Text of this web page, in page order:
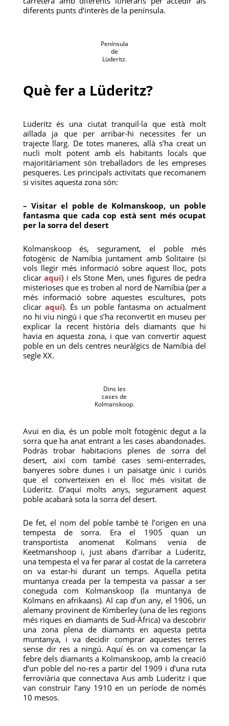
diferents punts d’interès de la península.
Península
de
Lüderitz.
Què fer a Lüderitz?
Lüderitz és una ciutat tranquil·la que està molt
aïllada ja que per arribar-hi necessites fer un
trajecte llarg. De totes maneres, allà s’ha creat un
nucli molt potent amb els habitants locals que
majoritàriament són treballadors de les empreses
pesqueres. Les principals activitats que recomanem
si visites aquesta zona són:
– Visitar el poble de Kolmanskoop, un poble
fantasma que cada cop està sent més ocupat
per la sorra del desert
Kolmanskoop és, segurament, el poble més
fotogènic de Namíbia juntament amb Solitaire (si
vols llegir més informació sobre aquest lloc, pots
clicaraquí) i els Stone Men, unes figures de pedra
misterioses que es troben al nord de Namíbia (per a
més informació sobre aquestes escultures, pots
clicar aquí). És un poble fantasma on actualment
no hi viu ningú i que s’ha reconvertit en museu per
explicar la recent història dels diamants que hi
havia en aquesta zona, i que van convertir aquest
poble en un dels centres neuràlgics de Namíbia del
segle XX.
Dins les
cases de
Kolmanskoop.
Avui en dia, és un poble molt fotogènic degut a la
sorra que ha anat entrant a les cases abandonades.
Podràs trobar habitacions plenes de sorra del
desert, així com també cases semi-enterrades,
banyeres sobre dunes i un paisatge únic i curiós
que el converteixen en el lloc més visitat de
Lüderitz. D’aquí molts anys, segurament aquest
poble acabarà sota la sorra del desert.
De fet, el nom del poble també té l’origen en una
tempesta de sorra. Era el 1905 quan un
transportista anomenat Kolmans venia de
Keetmanshoop i, just abans d’arribar a Lüderitz,
una tempesta el va fer parar al costat de la carretera
on va estar-hi durant un temps. Aquella petita
muntanya creada per la tempesta va passar a ser
coneguda com Kolmanskoop (la muntanya de
Kolmans en afrikaans). Al cap d’un any, el 1906, un
alemany provinent de Kimberley (una de les regions
més riques en diamants de Sud-Àfrica) va descobrir
una zona plena de diamants en aquesta petita
muntanya, i va decidir comprar aquestes terres
sense dir res a ningú. Aquí és on va començar la
febre dels diamants a Kolmanskoop, amb la creació
d’un poble del no-res a partir del 1909 i d’una ruta
ferroviària que connectava Aus amb Lüderitz i que
van construir l’any 1910 en un període de només
10 mesos.